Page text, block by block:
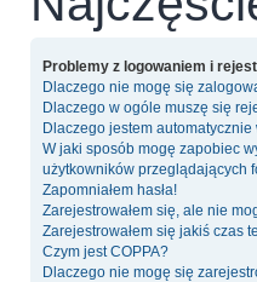
Problemy z logowaniem i
Dlaczego nie mogę się
Dlaczego w ogóle muszę się
Dlaczego jestem
W jaki sposób mogę zapobiec
użytkowników przeglądających
Zapomniałem hasła!
Zarejestrowałem się, ale nie
Zarejestrowałem się jakiś czas
Czym jest COPPA?
Dlaczego nie mogę się